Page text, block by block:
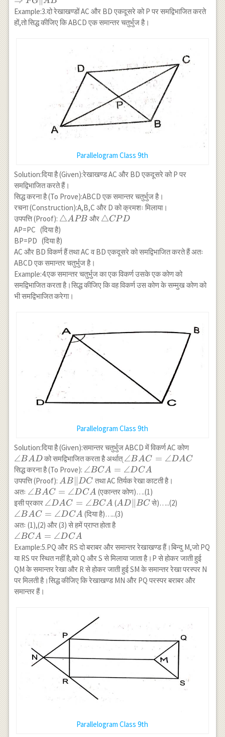
{2}(AB-CD)
\Rightarrow
FG \| AB
Example:3.दो रेखाखण्डों AC और BD एकदूसरे को P पर समद्विभाजित करते
हों,तो सिद्ध कीजिए कि ABCD एक समान्तर चतुर्भुज है।
Parallelogram Class 9th
Solution:दिया है (Given):रेखाखण्ड AC और BD एकदूसरे को P पर
समद्विभाजित करते हैं।
सिद्ध करना है (To Prove):ABCD एक समान्तर चतुर्भुज है।
रचना (Construction):A,B,C और D को क्रमशः मिलाया।
उपपत्ति (Proof): \triangle
APB
△APB और \triangle
△CPD
AP=PC (दिया है)
BP=PD (दिया है)
AC और BD विकर्ण हैं तथा AC व BD एकदूसरे को समद्विभाजित करते हैं अतः
ABCD एक समान्तर चतुर्भुज है।
Example:4.एक समान्तर चतुर्भुज का एक विकर्ण उसके एक कोण को
समद्विभाजित करता है।सिद्ध कीजिए कि वह विकर्ण उस कोण के सम्मुख कोण को
भी समद्विभाजित करेगा।
Parallelogram Class 9th
Solution:दिया है (Given):समान्तर चतुर्भुज ABCD में विकर्ण AC कोण\angle
BAD
∠BADको समद्विभाजित करता है अर्थात्\angle
BAC=\angle
DAC
∠BAC = ∠DAC
सिद्ध करना है (To Prove): \angle
BCA=\angle
DCA
∠BCA = ∠DCA
उपपत्ति (Proof): AB
\|
DC
AB DC तथा AC तिर्यक रेखा काटती है।
अतः \angle
BAC=\angle
DCA
∠BAC = ∠DCA (एकान्तर कोण)….(1)
इसी प्रकार \angle
DAC=\angle
BCA
∠DAC = ∠BCA (AD
\|
AD BCसे)…..(2)
\angle
BAC=\angle
DCA
∠BAC = ∠DCA (दिया है)…..(3)
अतः (1),(2) और (3) से हमें प्राप्त होता है
\angle
BCA=\angle
DCA
∠BCA = ∠DCA
Example:5.PQ और RS दो बराबर और समान्तर रेखाखण्ड हैं।बिन्दु M,जो PQ
या RS पर स्थित नहीं है,को Q और S से मिलाया जाता है।P से होकर जाती हुई
QM के समान्तर रेखा और R से होकर जाती हुई SM के समान्तर रेखा परस्पर N
पर मिलती है।सिद्ध कीजिए कि रेखाखण्ड MN और PQ परस्पर बराबर और
समान्तर हैं।
Parallelogram Class 9th